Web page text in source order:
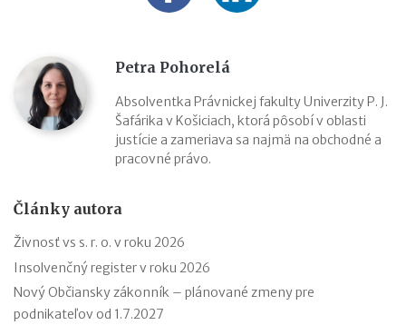
Petra Pohorelá
Absolventka Právnickej fakulty Univerzity P. J.
Šafárika v Košiciach, ktorá pôsobí v oblasti
justície a zameriava sa najmä na obchodné a
pracovné právo.
Články autora
Živnosť vs s. r. o. v roku 2026
Insolvenčný register v roku 2026
Nový Občiansky zákonník – plánované zmeny pre
podnikateľov od 1.7.2027